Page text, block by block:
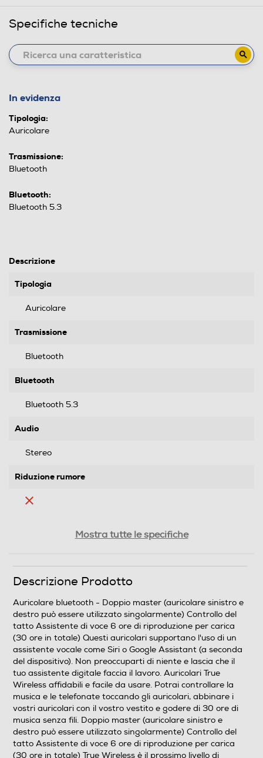
Specifiche tecniche
In evidenza
Tipologia:
Auricolare
Trasmissione:
Bluetooth
Bluetooth:
Bluetooth 5.3
Descrizione
Tipologia
Auricolare
Trasmissione
Bluetooth
Bluetooth
Bluetooth 5.3
Audio
Stereo
Riduzione rumore
totale) Questi auricolari supportano l'uso di un
assistente vocale come Siri o Google Assistant (a
seconda del dispositivo). Non preoccuparti di niente e
lascia che il tuo assistente digitale faccia il lavoro.
Dimensioni - Peso
Peso-Kg
0,09
Informazioni sulla sicurezza del prodotto
Mostra tutte le specifiche
Descrizione Prodotto
Auricolare bluetooth - Doppio master (auricolare sinistro e
destro può essere utilizzato singolarmente) Controllo del
tatto Assistente di voce 6 ore di riproduzione per carica
(30 ore in totale) Questi auricolari supportano l'uso di un
assistente vocale come Siri o Google Assistant (a seconda
del dispositivo). Non preoccuparti di niente e lascia che il
tuo assistente digitale faccia il lavoro. Auricolari True
Wireless affidabili e facile da usare. Potrai controllare la
musica e le telefonate toccando gli auricolari, abbinare i
vostri auricolari con il vostro vestito e godere di 30 ore di
musica senza fili. Doppio master (auricolare sinistro e
destro può essere utilizzato singolarmente) Controllo del
tatto Assistente di voce 6 ore di riproduzione per carica
(30 ore in totale) True Wireless è il prossimo livello di